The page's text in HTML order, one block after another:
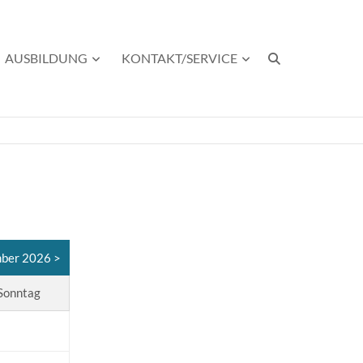
AUSBILDUNG KONTAKT/SERVICE
2026 >